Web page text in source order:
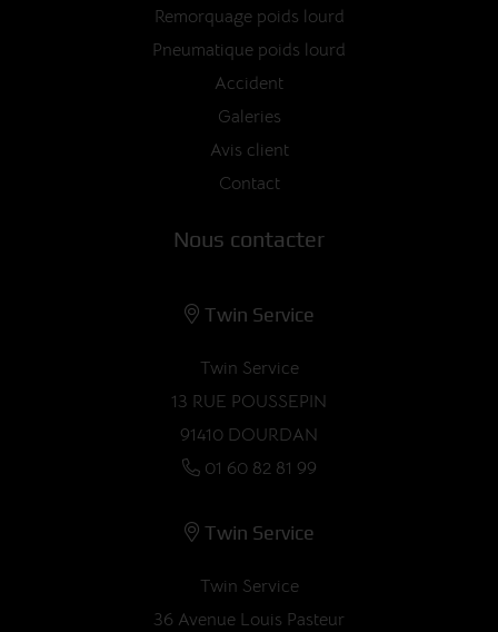
Remorquage poids lourd
Pneumatique poids lourd
Accident
Galeries
Avis client
Contact
Nous contacter
Twin Service
Twin Service
13 RUE POUSSEPIN
91410 DOURDAN
01 60 82 81 99
Twin Service
Twin Service
36 Avenue Louis Pasteur